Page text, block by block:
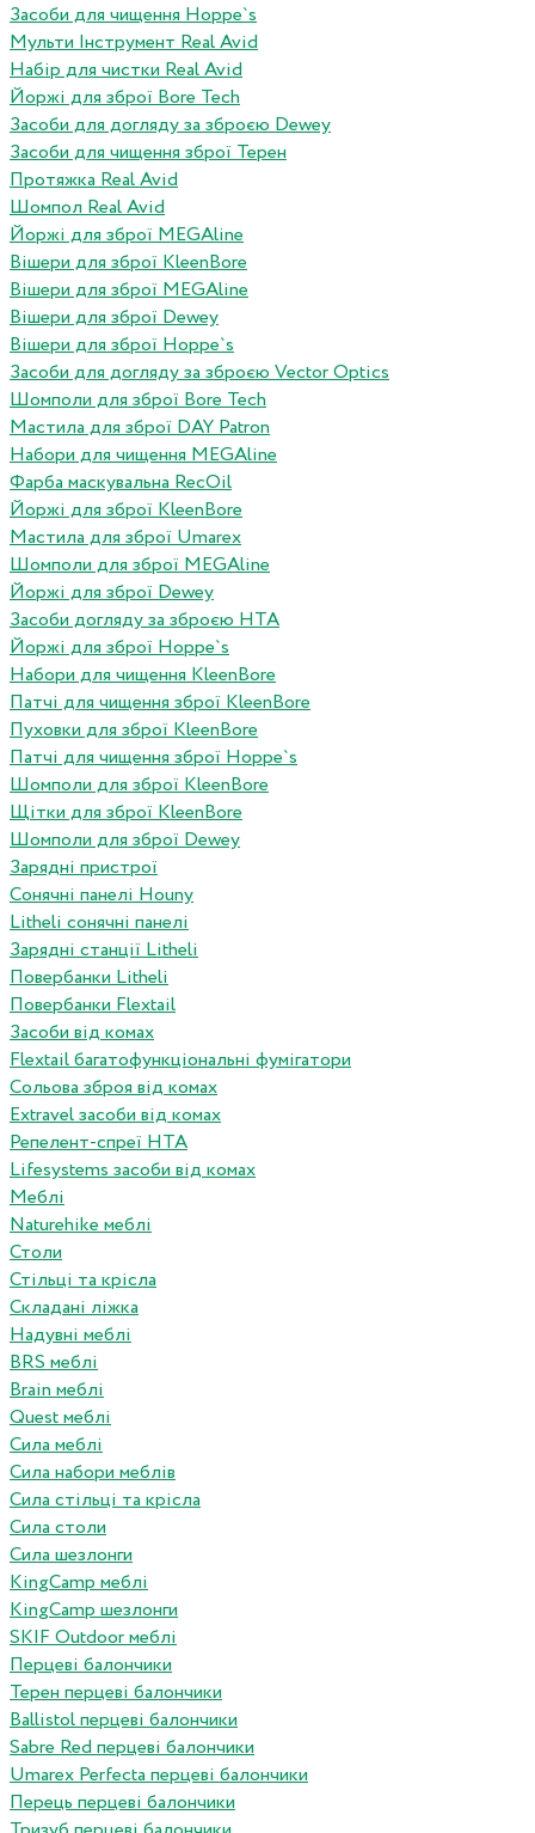
Засоби для чищення Hoppe`s
Мульти Інструмент Real Avid
Набір для чистки Real Avid
Йоржі для зброї Bore Tech
Засоби для догляду за зброєю Dewey
Засоби для чищення зброї Терен
Протяжка Real Avid
Шомпол Real Avid
Йоржі для зброї MEGAline
Вішери для зброї KleenBore
Вішери для зброї MEGAline
Вішери для зброї Dewey
Вішери для зброї Hoppe`s
Засоби для догляду за зброєю Vector Optics
Шомполи для зброї Bore Tech
Мастила для зброї DAY Patron
Набори для чищення MEGAline
Фарба маскувальна RecOil
Йоржі для зброї KleenBore
Мастила для зброї Umarex
Шомполи для зброї MEGAline
Йоржі для зброї Dewey
Засоби догляду за зброєю HTA
Йоржі для зброї Hoppe`s
Набори для чищення KleenBore
Патчі для чищення зброї KleenBore
Пуховки для зброї KleenBore
Патчі для чищення зброї Hoppe`s
Шомполи для зброї KleenBore
Щітки для зброї KleenBore
Шомполи для зброї Dewey
Зарядні пристрої
Сонячні панелі Houny
Litheli сонячні панелі
Зарядні станції Litheli
Повербанки Litheli
Повербанки Flextail
Засоби від комах
Flextail багатофункціональні фумігатори
Сольова зброя від комах
Extravel засоби від комах
Репелент-спреї HTA
Lifesystems засоби від комах
Меблі
Naturehike меблі
Столи
Стільці та крісла
Складані ліжка
Надувні меблі
BRS меблі
Brain меблі
Quest меблі
Сила меблі
Сила набори меблів
Сила стільці та крісла
Сила столи
Сила шезлонги
KingCamp меблі
KingCamp шезлонги
SKIF Outdoor меблі
Перцеві балончики
Терен перцеві балончики
Ballistol перцеві балончики
Sabre Red перцеві балончики
Umarex Perfecta перцеві балончики
Перець перцеві балончики